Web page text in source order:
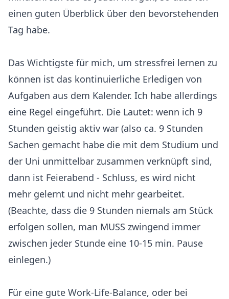
einen guten Überblick über den bevorstehenden
Tag habe.
Das Wichtigste für mich, um stressfrei lernen zu
können ist das kontinuierliche Erledigen von
Aufgaben aus dem Kalender. Ich habe allerdings
eine Regel eingeführt. Die Lautet: wenn ich 9
Stunden geistig aktiv war (also ca. 9 Stunden
Sachen gemacht habe die mit dem Studium und
der Uni unmittelbar zusammen verknüpft sind,
dann ist Feierabend - Schluss, es wird nicht
mehr gelernt und nicht mehr gearbeitet.
(Beachte, dass die 9 Stunden niemals am Stück
erfolgen sollen, man MUSS zwingend immer
zwischen jeder Stunde eine 10-15 min. Pause
einlegen.)
Für eine gute Work-Life-Balance, oder bei